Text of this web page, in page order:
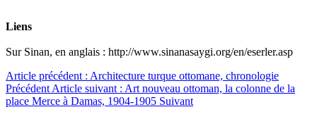
Liens
Sur Sinan, en anglais : http://www.sinanasaygi.org/en/eserler.asp
Article précédent : Architecture turque ottomane, chronologie
Précédent Article suivant : Art nouveau ottoman, la colonne de la
place Merce à Damas, 1904-1905 Suivant